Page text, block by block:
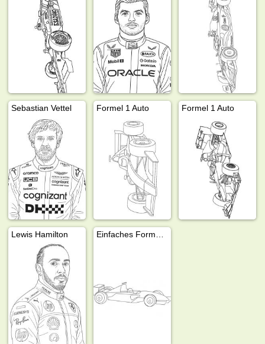
Sebastian Vettel Formel 1 Auto Formel 1 Auto
Lewis Hamilton